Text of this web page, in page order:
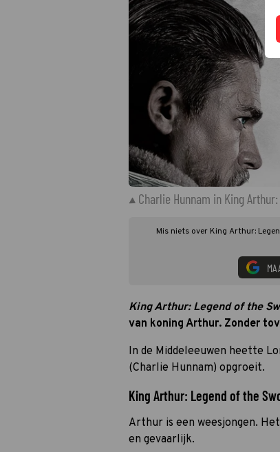
Charlie Hunnam in King
Mis niets over King Arthur:
King Arthur: Legend of the
van koning Arthur. Zonder
In de Middeleeuwen heette
(Charlie Hunnam) opgroeit.
King Arthur: Legend of the
Arthur is een weesjongen.
en gevaarlijk.